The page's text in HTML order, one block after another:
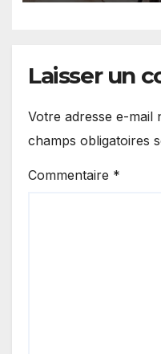
Laisser un
Votre adresse e-mail
champs obligatoires
Commentaire *